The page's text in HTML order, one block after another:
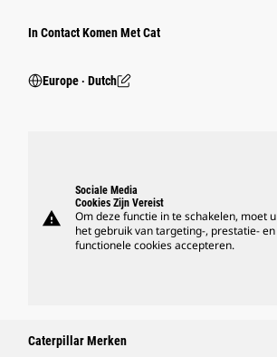
In Contact Komen Met Cat
Europe ‧ Dutch
warning
Sociale Media
Cookies Zijn Vereist
Om deze functie in te schakelen, moet u
het gebruik van targeting-, prestatie- en
functionele cookies accepteren.
Caterpillar Merken